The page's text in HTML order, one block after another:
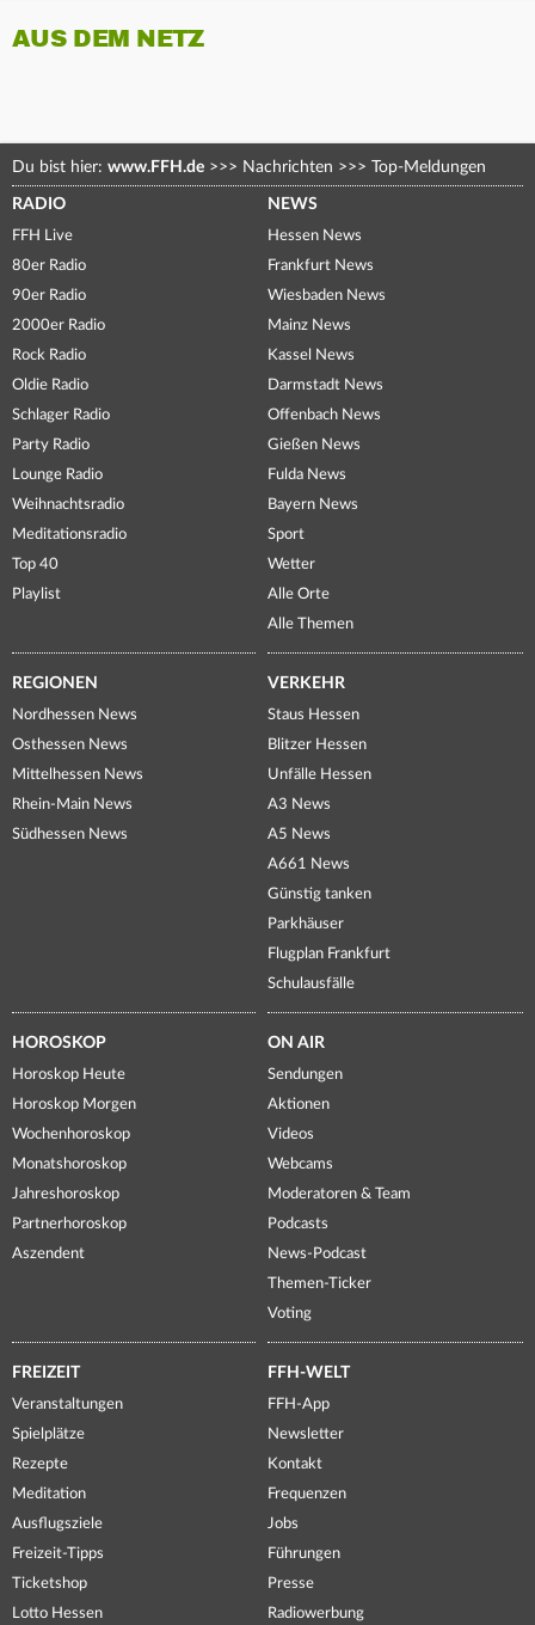
AUS DEM NETZ
Du bist hier: www.FFH.de >>> Nachrichten >>> Top-Meldungen
RADIO
FFH Live
80er Radio
90er Radio
2000er Radio
Rock Radio
Oldie Radio
Schlager Radio
Party Radio
Lounge Radio
Weihnachtsradio
Meditationsradio
Top 40
Playlist
NEWS
Hessen News
Frankfurt News
Wiesbaden News
Mainz News
Kassel News
Darmstadt News
Offenbach News
Gießen News
Fulda News
Bayern News
Sport
Wetter
Alle Orte
Alle Themen
REGIONEN
Nordhessen News
Osthessen News
Mittelhessen News
Rhein-Main News
Südhessen News
VERKEHR
Staus Hessen
Blitzer Hessen
Unfälle Hessen
A3 News
A5 News
A661 News
Günstig tanken
Parkhäuser
Flugplan Frankfurt
Schulausfälle
HOROSKOP
Horoskop Heute
Horoskop Morgen
Wochenhoroskop
Monatshoroskop
Jahreshoroskop
Partnerhoroskop
Aszendent
ON AIR
Sendungen
Aktionen
Videos
Webcams
Moderatoren & Team
Podcasts
News-Podcast
Themen-Ticker
Voting
FREIZEIT
Veranstaltungen
Spielplätze
Rezepte
Meditation
Ausflugsziele
Freizeit-Tipps
Ticketshop
Lotto Hessen
FFH-WELT
FFH-App
Newsletter
Kontakt
Frequenzen
Jobs
Führungen
Presse
Radiowerbung